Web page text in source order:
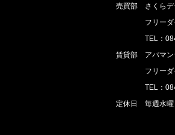
売買部 さくらデ
フリーダイ
TEL：084-
賃貸部 アパマン
フリーダイ
TEL：084-
定休日 毎週水曜